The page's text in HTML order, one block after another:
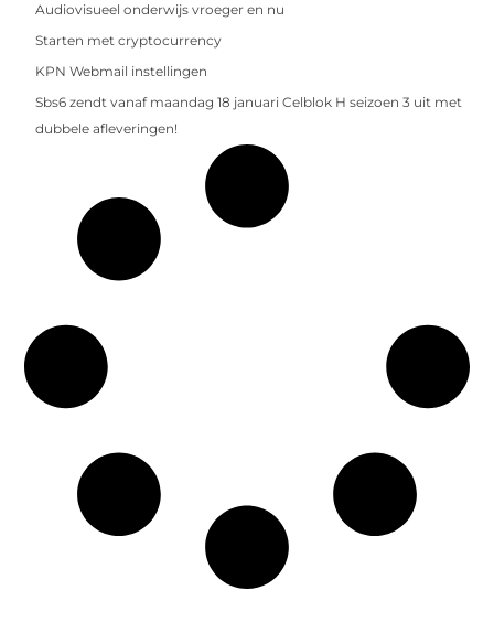
Audiovisueel onderwijs vroeger en nu
Starten met cryptocurrency
KPN Webmail instellingen
Sbs6 zendt vanaf maandag 18 januari Celblok H seizoen 3 uit met
dubbele afleveringen!